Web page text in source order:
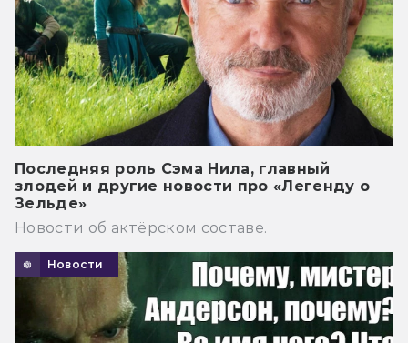
Последняя роль Сэма Нила, главный
злодей и другие новости про «Легенду о
Зельде»
Новости об актёрском составе.
Новости